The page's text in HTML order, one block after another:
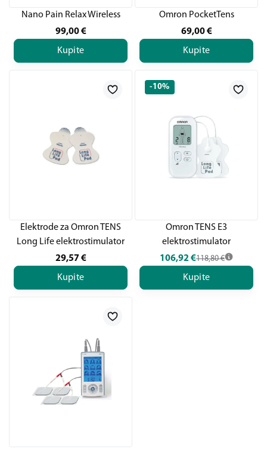
Nano Pain Relax Wireless
99,00 €
Kupite
Omron PocketTens
69,00 €
Kupite
Elektrode za Omron TENS
Long Life elektrostimulator
29,57 €
Kupite
-10%
Omron TENS E3
elektrostimulator
106,92 €118,80 €
Kupite